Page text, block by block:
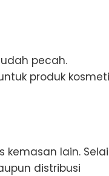
pecah.
produk
kemasan lain.
distribusi